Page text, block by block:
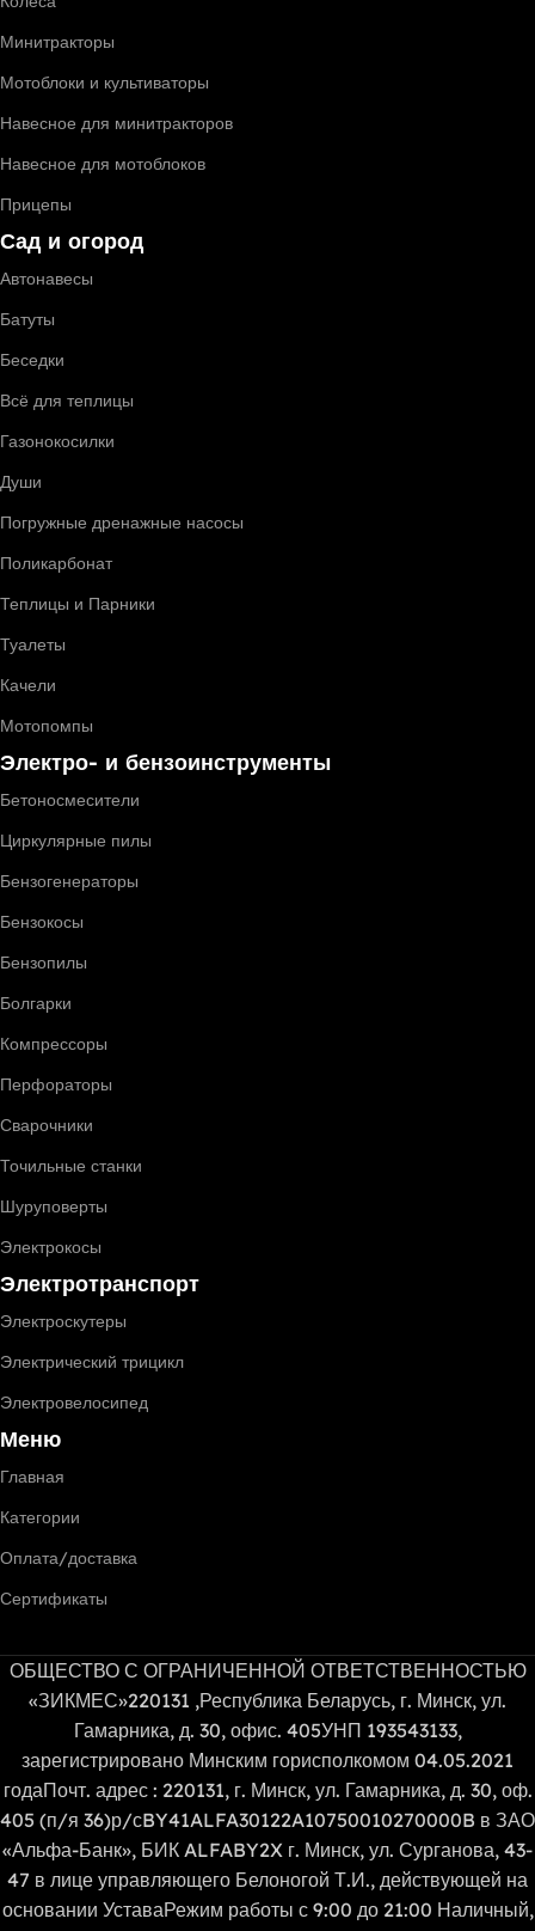
Минитракторы
Мотоблоки и культиваторы
Навесное для минитракторов
Навесное для мотоблоков
Прицепы
Сад и огород
Автонавесы
Батуты
Беседки
Всё для теплицы
Газонокосилки
Души
Погружные дренажные насосы
Поликарбонат
Теплицы и Парники
Туалеты
Качели
Мотопомпы
Электро- и бензоинструменты
Бетоносмесители
Циркулярные пилы
Бензогенераторы
Бензокосы
Бензопилы
Болгарки
Компрессоры
Перфораторы
Сварочники
Точильные станки
Шуруповерты
Электрокосы
Электротранспорт
Электроскутеры
Электрический трицикл
Электровелосипед
Меню
Главная
Категории
Оплата/доставка
Сертификаты
ОБЩЕСТВО С ОГРАНИЧЕННОЙ ОТВЕТСТВЕННОСТЬЮ
«ЗИКМЕС»220131 ,Республика Беларусь, г. Минск, ул.
Гамарника, д. 30, офис. 405УНП 193543133,
зарегистрировано Минским горисполкомом 04.05.2021
годаПочт. адрес : 220131, г. Минск, ул. Гамарника, д. 30, оф.
405 (п/я 36)р/сBY41ALFA30122A10750010270000B в ЗАО
«Альфа-Банк», БИК ALFABY2X г. Минск, ул. Сурганова, 43-
47 в лице управляющего Белоногой Т.И., действующей на
основании УставаРежим работы с 9:00 до 21:00 Наличный,